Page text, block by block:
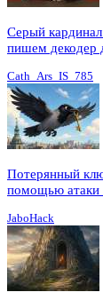
Серый
пишем декодер
Cath_Ars_IS_785
Потерянный
помощью атаки
JaboHack